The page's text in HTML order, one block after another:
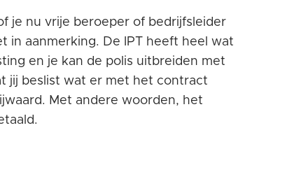
je nu vrije beroeper of bedrijfsleider
in aanmerking. De IPT heeft heel wat
en je kan de polis uitbreiden met
jij beslist wat er met het contract
Met andere woorden, het